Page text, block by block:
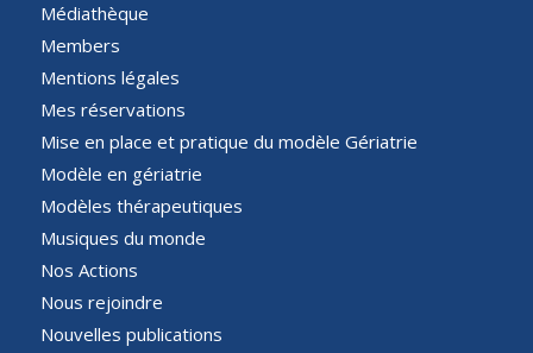
Médiathèque
Members
Mentions légales
Mes réservations
Mise en place et pratique du modèle Gériatrie
Modèle en gériatrie
Modèles thérapeutiques
Musiques du monde
Nos Actions
Nous rejoindre
Nouvelles publications